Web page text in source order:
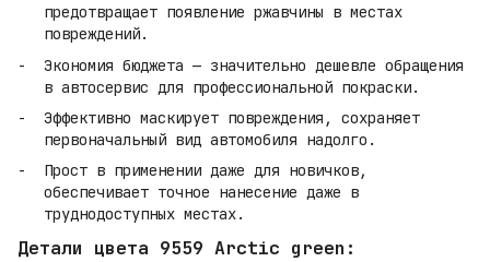
предотвращает появление ржавчины в местах
повреждений.
Экономия бюджета — значительно дешевле обращения
в автосервис для профессиональной покраски.
Эффективно маскирует повреждения, сохраняет
первоначальный вид автомобиля надолго.
Прост в применении даже для новичков,
обеспечивает точное нанесение даже в
труднодоступных местах.
Детали цвета 9559 Arctic green: